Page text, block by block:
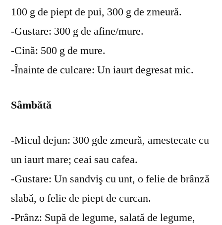
100 g de piept de pui, 300 g de zmeură.
-Gustare: 300 g de afine/mure.
-Cină: 500 g de mure.
-Înainte de culcare: Un iaurt degresat mic.
Sâmbătă
-Micul dejun: 300 gde zmeură, amestecate cu
un iaurt mare; ceai sau cafea.
-Gustare: Un sandviş cu unt, o felie de brânză
slabă, o felie de piept de curcan.
-Prânz: Supă de legume, salată de legume,